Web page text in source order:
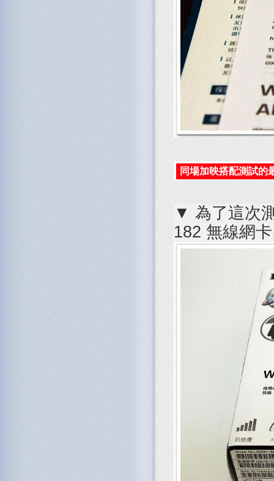
同場加映搭配測試的
▼ 為了這次
182 無線網